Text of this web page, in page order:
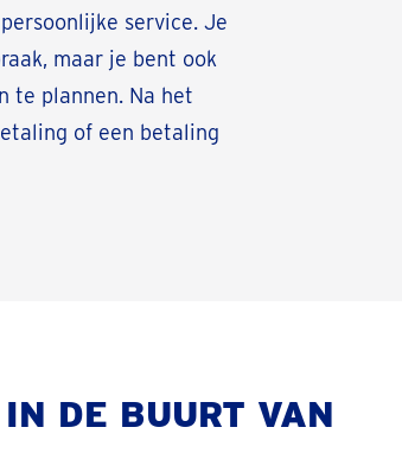
service. Je
maar je bent ook
te plannen. Na het
of een betaling
DE BUURT VAN